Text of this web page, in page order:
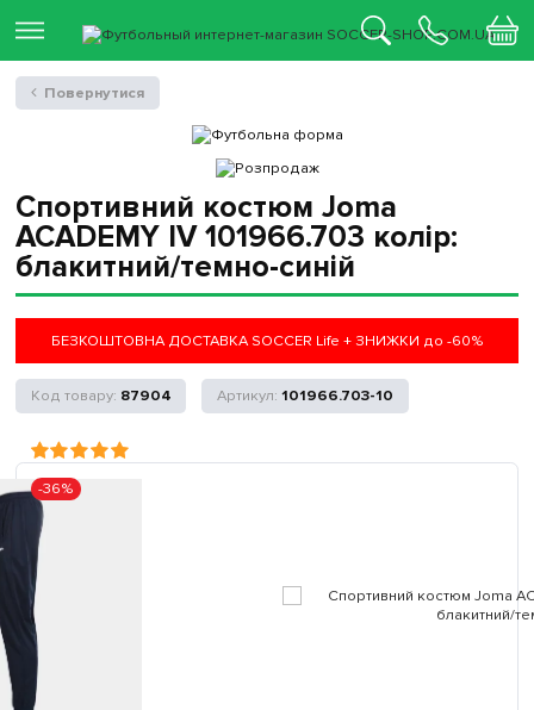
Спортивний костюм Joma
ACADEMY IV 101966.703 колір:
блакитний/темно-синій
БЕЗКОШТОВНА ДОСТАВКА SOCCER Life + ЗНИЖКИ до -60%
87904 101966.703-10
-36%
Повернутися